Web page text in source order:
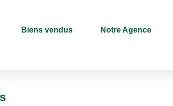
Biens vendus Notre Agence